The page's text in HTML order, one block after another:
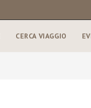
CERCA VIAGGIO